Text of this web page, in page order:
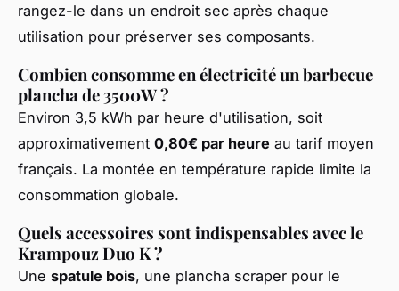
rangez-le dans un endroit sec après chaque
utilisation pour préserver ses composants.
Combien consomme en électricité un barbecue
plancha de 3500W ?
Environ 3,5 kWh par heure d'utilisation, soit
approximativement 0,80€ par heure au tarif moyen
français. La montée en température rapide limite la
consommation globale.
Quels accessoires sont indispensables avec le
Krampouz Duo K ?
Une spatule bois, une plancha scraper pour le